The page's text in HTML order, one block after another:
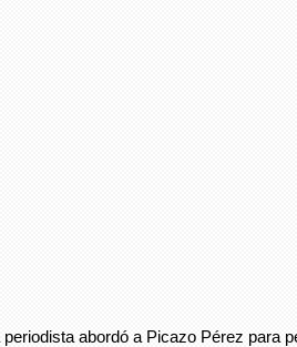
abordó a Picazo Pérez para